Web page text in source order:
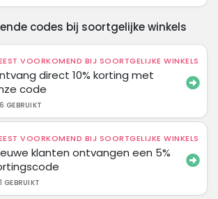
codes bij soortgelijke winkels
VOORKOMEND BIJ SOORTGELIJKE WINKELS
direct 10% korting met
code
GEBRUIKT
VOORKOMEND BIJ SOORTGELIJKE WINKELS
klanten ontvangen een 5%
GEBRUIKT